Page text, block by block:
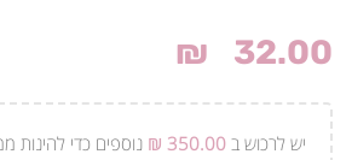
₪ 32.00
יש לרכוש ב ₪ 350.00 נוספים כדי להינות